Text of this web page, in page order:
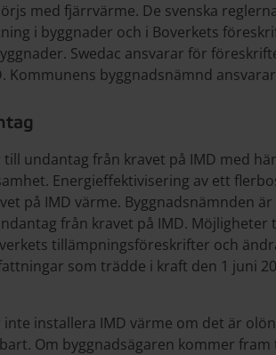
med fjärrvärme. De svenska
i byggnader och i Boverkets
Swedac ansvarar för
Kommunens byggnadsnämnd
undantag från kravet på IMD med
Energieffektivisering av ett
på IMD värme. Byggnadsnämnden
från kravet på IMD. Möjligheter
tillämpningsföreskrifter och
som trädde i kraft den 1 juni
inte installera IMD värme om det är
Om byggnadsägaren kommer fram